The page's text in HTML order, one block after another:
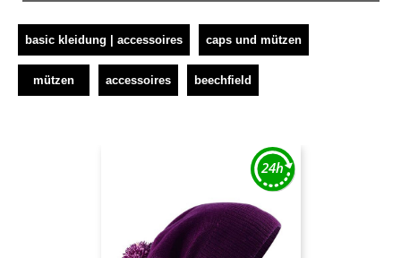
basic kleidung | accessoires caps und mützen
mützen accessoires beechfield